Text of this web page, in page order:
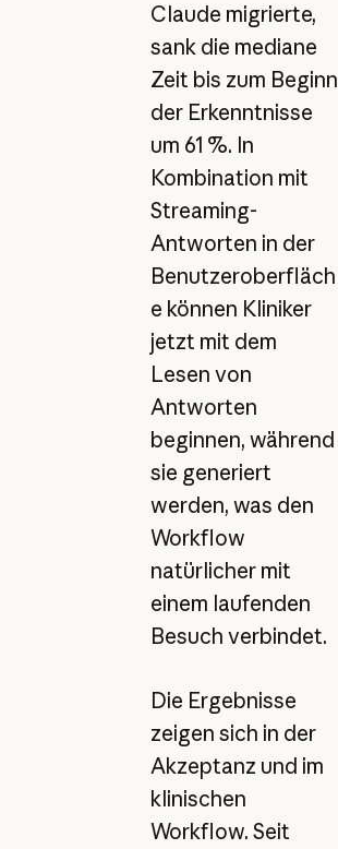
Claude migrierte,
sank die mediane
Zeit bis zum Beginn
der Erkenntnisse
um 61 %. In
Kombination mit
Streaming-
Antworten in der
Benutzeroberfläch
e können Kliniker
jetzt mit dem
Lesen von
Antworten
beginnen, während
sie generiert
werden, was den
Workflow
natürlicher mit
einem laufenden
Besuch verbindet.
Die Ergebnisse
zeigen sich in der
Akzeptanz und im
klinischen
Workflow. Seit